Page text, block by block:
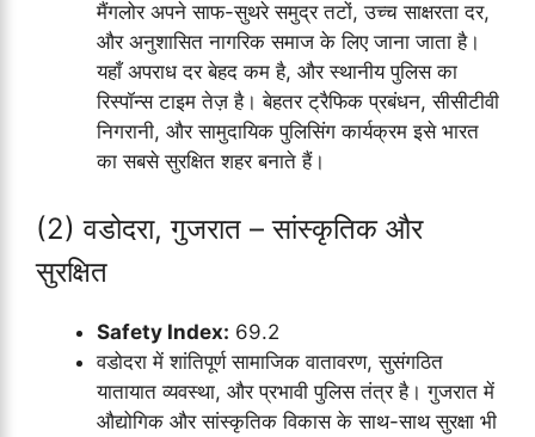
मैंगलोर अपने साफ-सुथरे समुद्र तटों, उच्च साक्षरता दर,
और अनुशासित नागरिक समाज के लिए जाना जाता है।
यहाँ अपराध दर बेहद कम है, और स्थानीय पुलिस का
रिस्पॉन्स टाइम तेज़ है। बेहतर ट्रैफिक प्रबंधन, सीसीटीवी
निगरानी, और सामुदायिक पुलिसिंग कार्यक्रम इसे भारत
का सबसे सुरक्षित शहर बनाते हैं।
(2) वडोदरा, गुजरात – सांस्कृतिक और
सुरक्षित
Safety Index: 69.2
वडोदरा में शांतिपूर्ण सामाजिक वातावरण, सुसंगठित
यातायात व्यवस्था, और प्रभावी पुलिस तंत्र है। गुजरात में
औद्योगिक और सांस्कृतिक विकास के साथ-साथ सुरक्षा भी